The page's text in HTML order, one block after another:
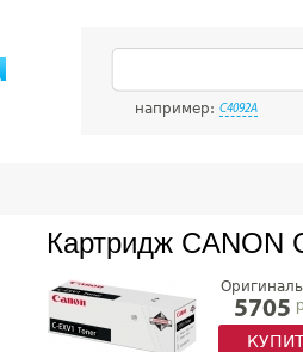
например: C4092A
Картридж CANON
5705